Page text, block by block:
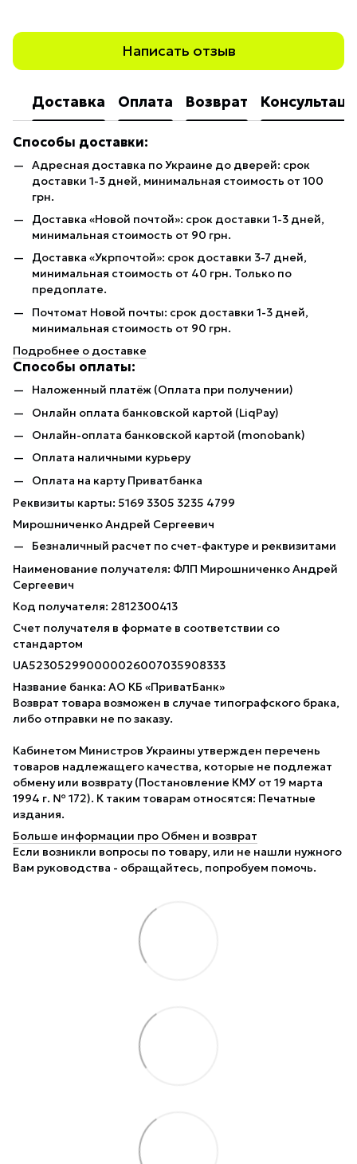
Написать отзыв
Доставка Оплата Возврат
Способы доставки:
Адресная доставка по Украине до дверей: срок
доставки 1-3 дней, минимальная стоимость от 100
грн.
Доставка «Новой почтой»: срок доставки 1-3 дней,
минимальная стоимость от 90 грн.
Доставка «Укрпочтой»: срок доставки 3-7 дней,
минимальная стоимость от 40 грн. Только по
предоплате.
Почтомат Новой почты: срок доставки 1-3 дней,
минимальная стоимость от 90 грн.
Подробнее о доставке
Способы оплаты:
Наложенный платёж (Оплата при получении)
Онлайн оплата банковской картой (LiqPay)
Онлайн-оплата банковской картой (monobank)
Оплата наличными курьеру
Оплата на карту Приватбанка
Реквизиты карты: 5169 3305 3235 4799
Мирошниченко Андрей Сергеевич
Безналичный расчет по счет-фактуре и реквизитами
Наименование получателя: ФЛП Мирошниченко Андрей
Сергеевич
Код получателя: 2812300413
Счет получателя в формате в соответствии со
стандартом
UA523052990000026007035908333
Название банка: АО КБ «ПриватБанк»
Возврат товара возможен в случае типографского брака,
либо отправки не по заказу.
Кабинетом Министров Украины утвержден перечень
товаров надлежащего качества, которые не подлежат
обмену или возврату (Постановление КМУ от 19 марта
1994 г. № 172). К таким товарам относятся: Печатные
издания.
Больше информации про Обмен и возврат
Если возникли вопросы по товару, или не нашли нужного
Вам руководства - обращайтесь, попробуем помочь.